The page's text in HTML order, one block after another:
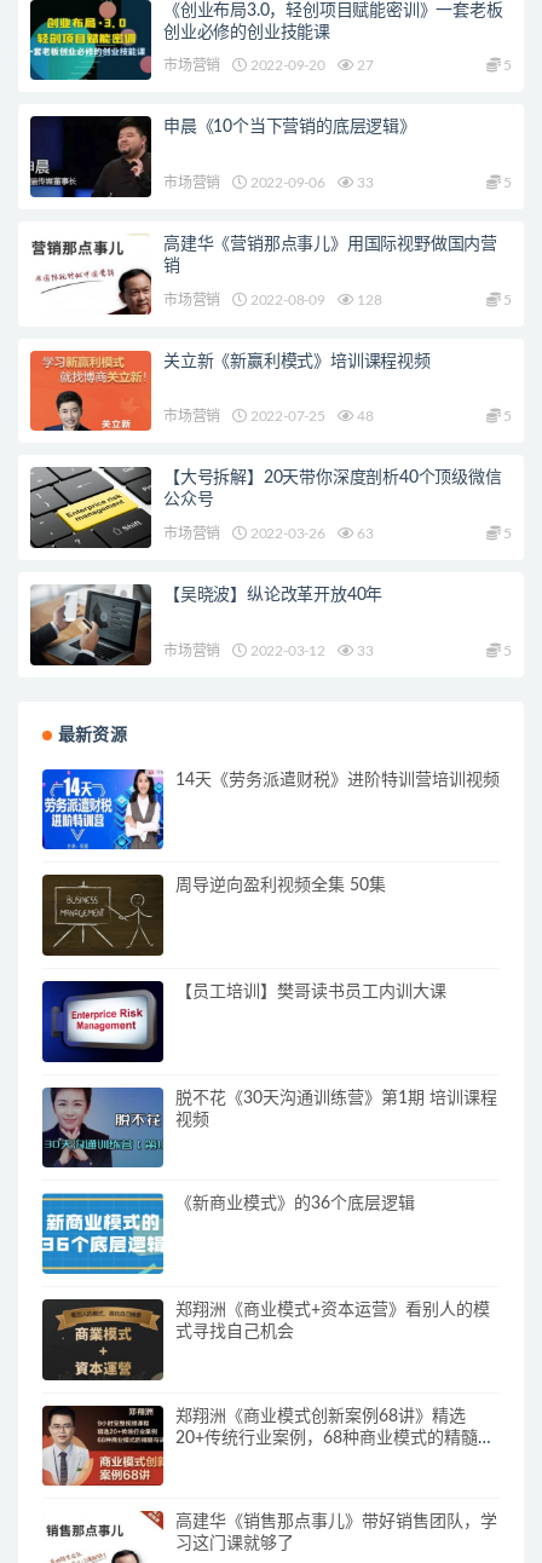
《创业布局3.0，轻创项目赋能密训》一套老板
创业必修的创业技能课
市场营销 2022-09-20 27 5
申晨《10个当下营销的底层逻辑》
市场营销 2022-09-06 33 5
高建华《营销那点事儿》用国际视野做国内营
销
市场营销 2022-08-09 128 5
关立新《新赢利模式》培训课程视频
市场营销 2022-07-25 48 5
【大号拆解】20天带你深度剖析40个顶级微信
公众号
市场营销 2022-03-26 63 5
【吴晓波】纵论改革开放40年
市场营销 2022-03-12 33 5
最新资源
14天《劳务派遣财税》进阶特训营培训视频
周导逆向盈利视频全集 50集
【员工培训】樊哥读书员工内训大课
脱不花《30天沟通训练营》第1期 培训课程
视频
《新商业模式》的36个底层逻辑
郑翔洲《商业模式+资本运营》看别人的模
式寻找自己机会
郑翔洲《商业模式创新案例68讲》精选
20+传统行业案例，68种商业模式的精髓与
高建华《销售那点事儿》带好销售团队，学
习这门课就够了